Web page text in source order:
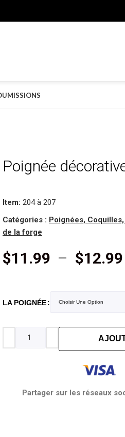
Poignée
Item: 204 à 207
Catégories : Poignées,
de la forge
$11.99 – $12.99
LA POIGNÉE
Partager sur les réseaux